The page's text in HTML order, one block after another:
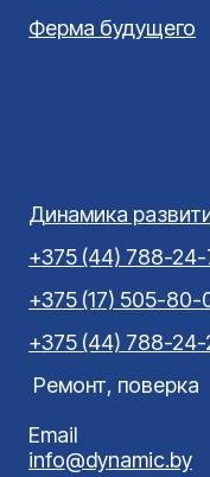
Ферма будущего
Динамика
+375 (44) 788-
+375 (17) 505-80-
+375 (44) 788-24-
Ремонт, поверка
Email
info@dynamic.by